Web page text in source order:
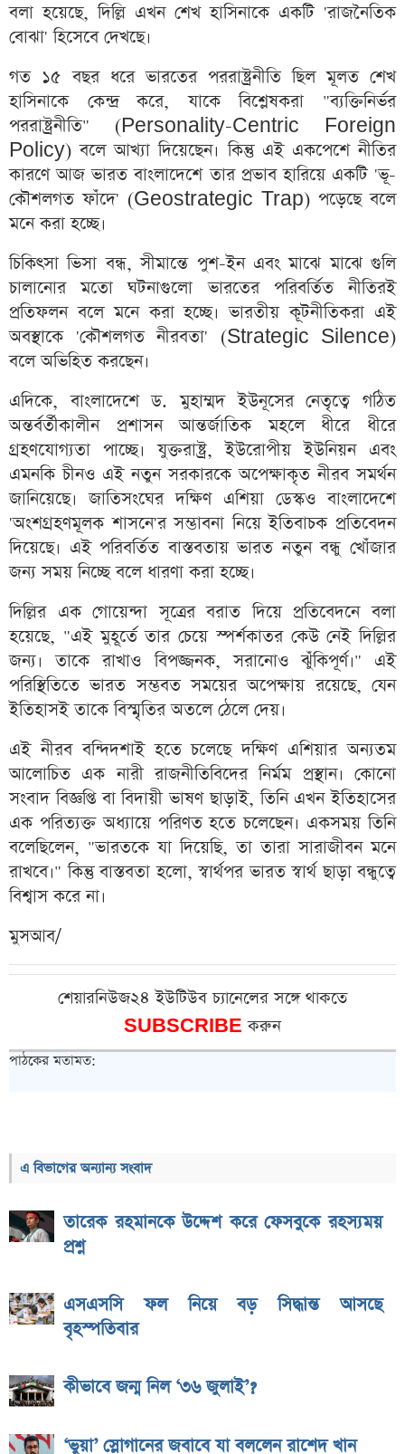
বলা হয়েছে, দিল্লি এখন শেখ হাসিনাকে একটি 'রাজনৈতিক
বোঝা' হিসেবে দেখছে।
গত ১৫ বছর ধরে ভারতের পররাষ্ট্রনীতি ছিল মূলত শেখ
হাসিনাকে কেন্দ্র করে, যাকে বিশ্লেষকরা "ব্যক্তিনির্ভর
পররাষ্ট্রনীতি" (Personality-Centric Foreign
Policy) বলে আখ্যা দিয়েছেন। কিন্তু এই একপেশে নীতির
কারণে আজ ভারত বাংলাদেশে তার প্রভাব হারিয়ে একটি 'ভূ-
কৌশলগত ফাঁদে' (Geostrategic Trap) পড়েছে বলে
মনে করা হচ্ছে।
চিকিৎসা ভিসা বন্ধ, সীমান্তে পুশ-ইন এবং মাঝে মাঝে গুলি
চালানোর মতো ঘটনাগুলো ভারতের পরিবর্তিত নীতিরই
প্রতিফলন বলে মনে করা হচ্ছে। ভারতীয় কূটনীতিকরা এই
অবস্থাকে 'কৌশলগত নীরবতা' (Strategic Silence)
বলে অভিহিত করছেন।
এদিকে, বাংলাদেশে ড. মুহাম্মদ ইউনূসের নেতৃত্বে গঠিত
অন্তর্বর্তীকালীন প্রশাসন আন্তর্জাতিক মহলে ধীরে ধীরে
গ্রহণযোগ্যতা পাচ্ছে। যুক্তরাষ্ট্র, ইউরোপীয় ইউনিয়ন এবং
এমনকি চীনও এই নতুন সরকারকে অপেক্ষাকৃত নীরব সমর্থন
জানিয়েছে। জাতিসংঘের দক্ষিণ এশিয়া ডেস্কও বাংলাদেশে
'অংশগ্রহণমূলক শাসনে'র সম্ভাবনা নিয়ে ইতিবাচক প্রতিবেদন
দিয়েছে। এই পরিবর্তিত বাস্তবতায় ভারত নতুন বন্ধু খোঁজার
জন্য সময় নিচ্ছে বলে ধারণা করা হচ্ছে।
দিল্লির এক গোয়েন্দা সূত্রের বরাত দিয়ে প্রতিবেদনে বলা
হয়েছে, "এই মুহূর্তে তার চেয়ে স্পর্শকাতর কেউ নেই দিল্লির
জন্য। তাকে রাখাও বিপজ্জনক, সরানোও ঝুঁকিপূর্ণ।" এই
পরিস্থিতিতে ভারত সম্ভবত সময়ের অপেক্ষায় রয়েছে, যেন
ইতিহাসই তাকে বিস্মৃতির অতলে ঠেলে দেয়।
এই নীরব বন্দিদশাই হতে চলেছে দক্ষিণ এশিয়ার অন্যতম
আলোচিত এক নারী রাজনীতিবিদের নির্মম প্রস্থান। কোনো
সংবাদ বিজ্ঞপ্তি বা বিদায়ী ভাষণ ছাড়াই, তিনি এখন ইতিহাসের
এক পরিত্যক্ত অধ্যায়ে পরিণত হতে চলেছেন। একসময় তিনি
বলেছিলেন, "ভারতকে যা দিয়েছি, তা তারা সারাজীবন মনে
রাখবে।" কিন্তু বাস্তবতা হলো, স্বার্থপর ভারত স্বার্থ ছাড়া বন্ধুত্বে
বিশ্বাস করে না।
মুসআব/
শেয়ারনিউজ২৪ ইউটিউব চ্যানেলের সঙ্গে থাকতে
SUBSCRIBEকরুন
পাঠকের মতামত:
এ বিভাগের অন্যান্য সংবাদ
তারেক রহমানকে উদ্দেশ করে ফেসবুকে রহস্যময়
প্রশ্ন
এসএসসি ফল নিয়ে বড় সিদ্ধান্ত আসছে
বৃহস্পতিবার
কীভাবে জন্ম নিল ‘৩৬ জুলাই’?
‘ভুয়া’ স্লোগানের জবাবে যা বললেন রাশেদ খান